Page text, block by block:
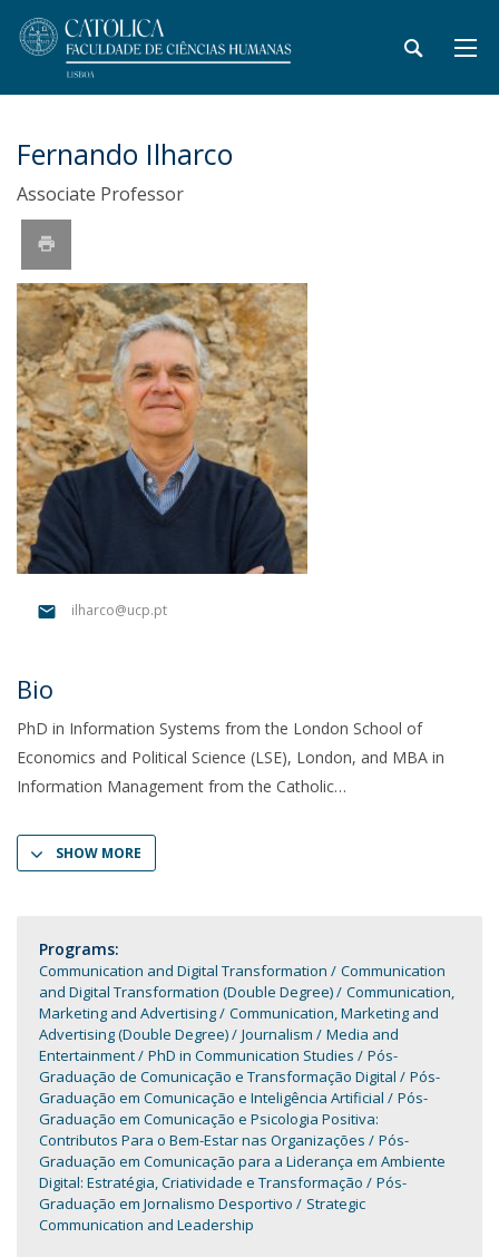
Fernando Ilharco
Associate Professor
ilharco@ucp.pt
Bio
PhD in Information Systems from the London School of
Economics and Political Science (LSE), London, and MBA in
Information Management from the Catholic
SHOW MORE
Programs:
Communication and Digital Transformation
Communication
and Digital Transformation (Double Degree)
Communication,
Marketing and Advertising
Communication, Marketing and
Advertising (Double Degree)
Journalism
Media and
Entertainment
PhD in Communication Studies
Pós-
Graduação de Comunicação e Transformação Digital
Pós-
Graduação em Comunicação e Inteligência Artificial
Pós-
Graduação em Comunicação e Psicologia Positiva:
Contributos Para o Bem-Estar nas Organizações
Pós-
Graduação em Comunicação para a Liderança em Ambiente
Digital: Estratégia, Criatividade e Transformação
Pós-
Graduação em Jornalismo Desportivo
Strategic
Communication and Leadership